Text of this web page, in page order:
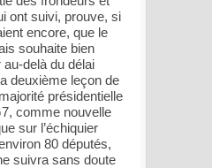
ont suivi, prouve, si
encore, que le
souhaite bien
delà du délai
deuxième leçon de
présidentielle
comme nouvelle
sur l’échiquier
80 députés,
suivra sans doute